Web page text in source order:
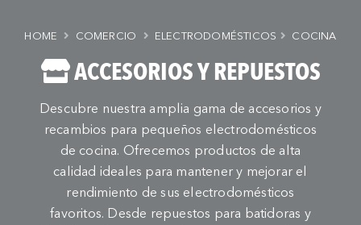
ACCESORIOS Y REPUESTOS
Descubre nuestra amplia gama de accesorios y
recambios para pequeños electrodomésticos
de cocina. Ofrecemos productos de alta
calidad ideales para mantener y mejorar el
rendimiento de sus electrodomésticos
favoritos. Desde repuestos para batidoras y
HOME COMERCIO ELECTRODOMÉSTICOS COCINA